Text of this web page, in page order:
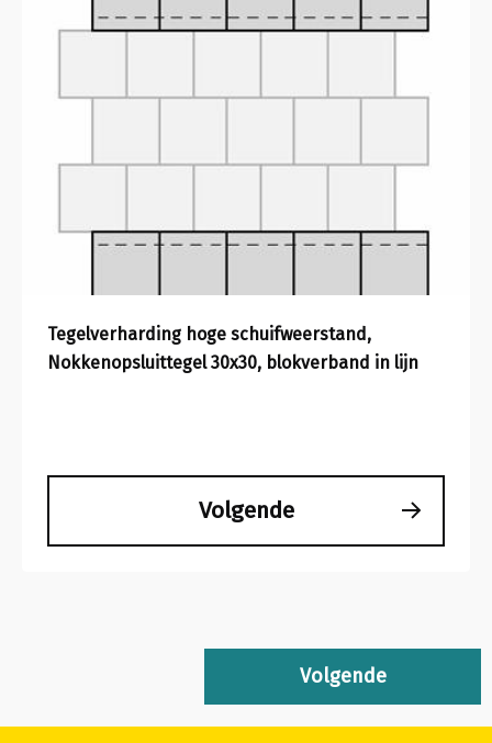
Volgende
Tegelverharding hoge schuifweerstand,
Nokkenopsluittegel 30x30, blokverband in lijn
Volgende